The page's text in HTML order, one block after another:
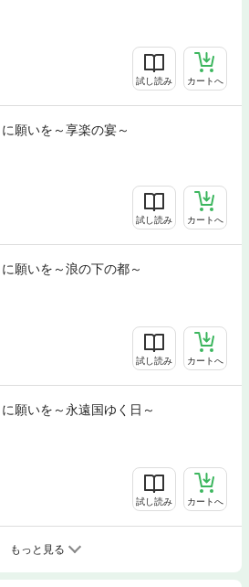
試し読み カートへ
願いを～享楽の宴～
試し読み カートへ
願いを～浪の下の都～
試し読み カートへ
願いを～永遠国ゆく日～
試し読み カートへ
もっと見る